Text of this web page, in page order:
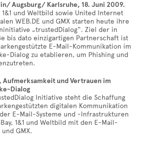
Augsburg/ Karlsruhe, 18. Juni 2009.
1&1 und Weltbild sowie United Internet
WEB.DE und GMX starten heute ihre
„trustedDialog“. Ziel der in
bis dato einzigartigen Partnerschaft ist
E-Mail-Kommunikation im
Dialog zu etablieren, um Phishing und
und Vertrauen im
Dialog
Initiative steht die Schaffung
digitalen Kommunikation
E-Mail-Systeme und -Infrastrukturen
1&1 und Weltbild mit den E-Mail-
und GMX.